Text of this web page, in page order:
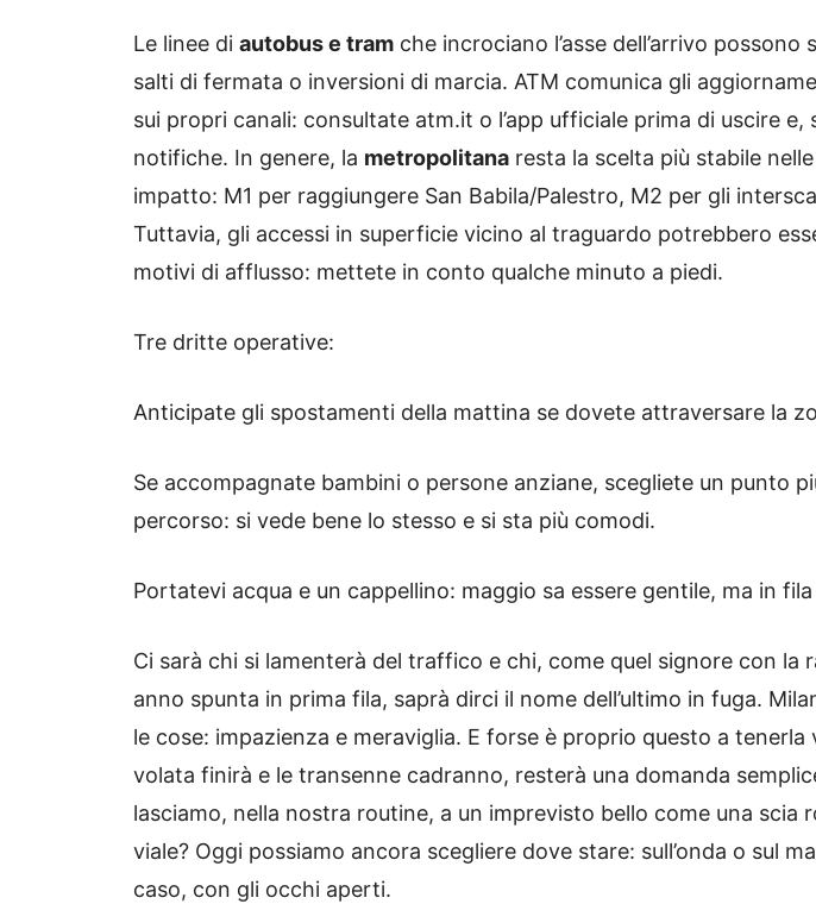
Le linee di autobus e tram che incrociano l’asse dell’arrivo possono
salti di fermata o inversioni di marcia. ATM comunica gli
sui propri canali: consultate atm.it o l’app ufficiale prima di uscire
notifiche. In genere, la metropolitana resta la scelta più stabile
impatto: M1 per raggiungere San Babila/Palestro, M2 per gli
Tuttavia, gli accessi in superficie vicino al traguardo potrebbero
motivi di afflusso: mettete in conto qualche minuto a piedi.
Tre dritte operative:
Anticipate gli spostamenti della mattina se dovete attraversare la
Se accompagnate bambini o persone anziane, scegliete un punto
percorso: si vede bene lo stesso e si sta più comodi.
Portatevi acqua e un cappellino: maggio sa essere gentile, ma in
Ci sarà chi si lamenterà del traffico e chi, come quel signore con la
anno spunta in prima fila, saprà dirci il nome dell’ultimo in fuga.
le cose: impazienza e meraviglia. E forse è proprio questo a tenerla
volata finirà e le transenne cadranno, resterà una domanda
lasciamo, nella nostra routine, a un imprevisto bello come una scia
viale? Oggi possiamo ancora scegliere dove stare: sull’onda o sul
caso, con gli occhi aperti.